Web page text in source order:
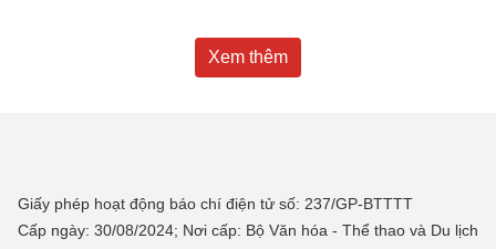
Xem thêm
Giấy phép hoạt động báo chí điện tử số: 237/GP-BTTTT
Cấp ngày: 30/08/2024; Nơi cấp: Bộ Văn hóa - Thể thao và Du lịch